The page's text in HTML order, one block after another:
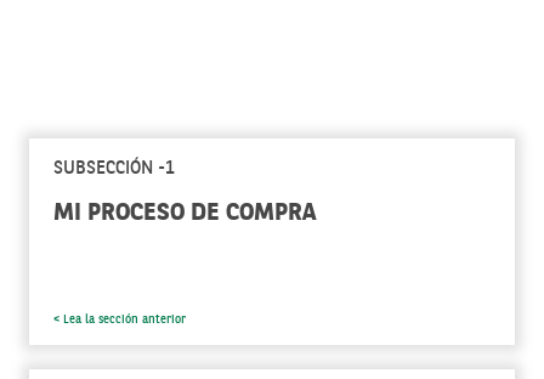
SUBSECCIÓN -1
MI PROCESO DE COMPRA
< Lea la sección anterior